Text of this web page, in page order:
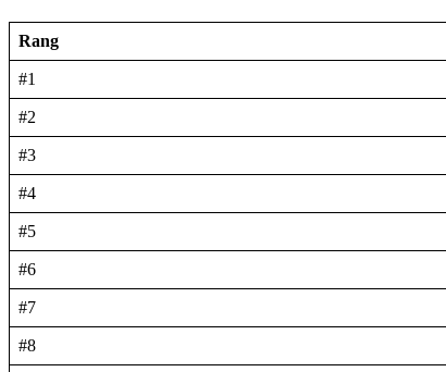
Rang
#1
#2
#3
#4
#5
#6
#7
#8